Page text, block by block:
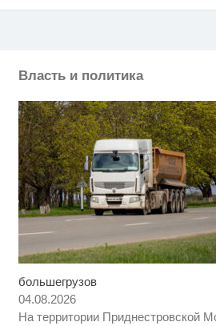
Власть и политика
большегрузов
04.08.2026
На территории Приднестровской
Скрытая камера на пляже